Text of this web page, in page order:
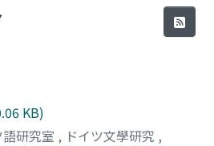
KB)
研究室 , ドイツ文學研究 ,